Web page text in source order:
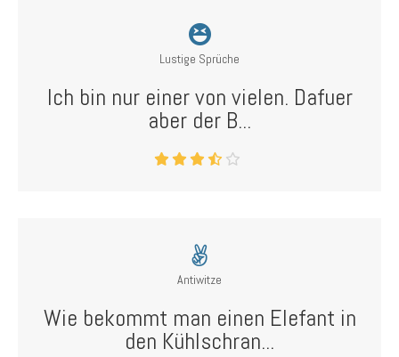
Lustige Sprüche
Ich bin nur einer von vielen. Dafuer
aber der B...
Antiwitze
Wie bekommt man einen Elefant in
den Kühlschran...